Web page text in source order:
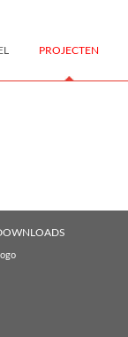
PROJECTEN
Logo